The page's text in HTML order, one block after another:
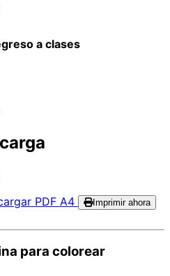
a clases
PDF A4 Imprimir ahora
para colorear